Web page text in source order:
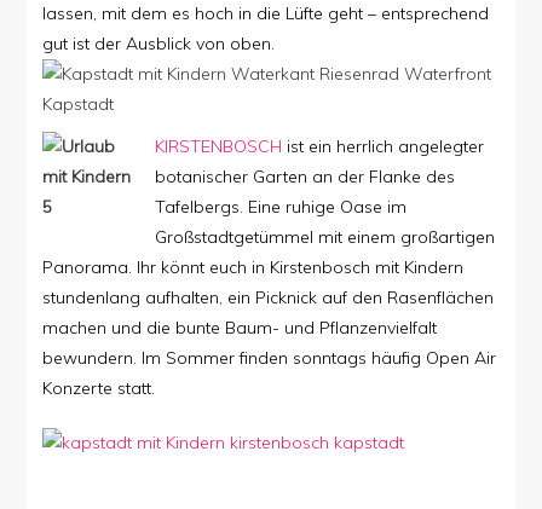
lassen, mit dem es hoch in die Lüfte geht – entsprechend
gut ist der Ausblick von oben.
KIRSTENBOSCH ist ein herrlich angelegter
botanischer Garten an der Flanke des
Tafelbergs. Eine ruhige Oase im
Großstadtgetümmel mit einem großartigen
Panorama. Ihr könnt euch in Kirstenbosch mit Kindern
stundenlang aufhalten, ein Picknick auf den Rasenflächen
machen und die bunte Baum- und Pflanzenvielfalt
bewundern. Im Sommer finden sonntags häufig Open Air
Konzerte statt.